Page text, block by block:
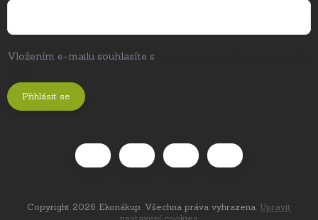
Vložením e-mailu souhlasíte s
.
Přihlásit se
Copyright 2026 Ekonákup. Všechna práva vyhrazena. Upravit